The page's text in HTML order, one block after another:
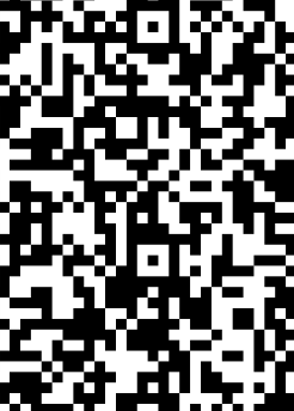
招生
中教
門檻
案，